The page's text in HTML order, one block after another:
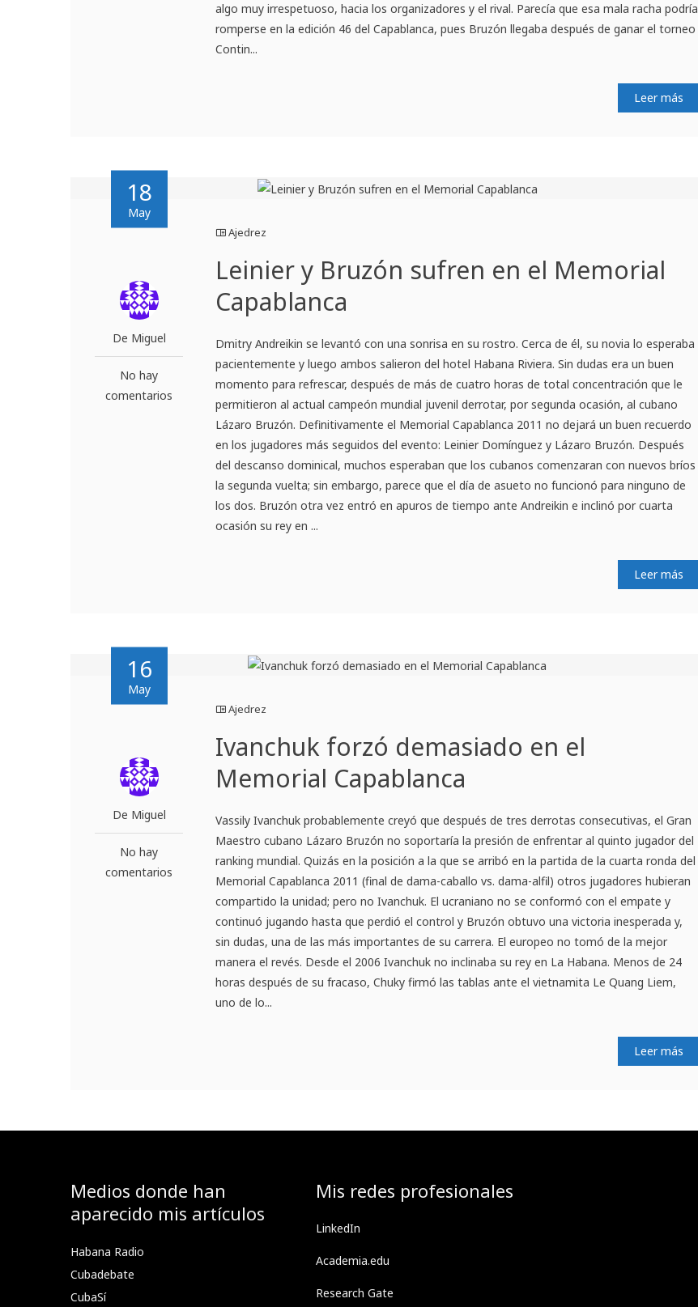
algo muy irrespetuoso, hacia los organizadores y el rival. Parecía que esa mala racha podría
romperse en la edición 46 del Capablanca, pues Bruzón llegaba después de ganar el torneo
Contin...
Leer más
18
May
De Miguel
No hay
comentarios
Ajedrez
Leinier y Bruzón sufren en el Memorial
Capablanca
Dmitry Andreikin se levantó con una sonrisa en su rostro. Cerca de él, su novia lo esperaba
pacientemente y luego ambos salieron del hotel Habana Riviera. Sin dudas era un buen
momento para refrescar, después de más de cuatro horas de total concentración que le
permitieron al actual campeón mundial juvenil derrotar, por segunda ocasión, al cubano
Lázaro Bruzón. Definitivamente el Memorial Capablanca 2011 no dejará un buen recuerdo
en los jugadores más seguidos del evento: Leinier Domínguez y Lázaro Bruzón. Después
del descanso dominical, muchos esperaban que los cubanos comenzaran con nuevos bríos
la segunda vuelta; sin embargo, parece que el día de asueto no funcionó para ninguno de
los dos. Bruzón otra vez entró en apuros de tiempo ante Andreikin e inclinó por cuarta
ocasión su rey en ...
Leer más
16
May
De Miguel
No hay
comentarios
Ajedrez
Ivanchuk forzó demasiado en el
Memorial Capablanca
Vassily Ivanchuk probablemente creyó que después de tres derrotas consecutivas, el Gran
Maestro cubano Lázaro Bruzón no soportaría la presión de enfrentar al quinto jugador del
ranking mundial. Quizás en la posición a la que se arribó en la partida de la cuarta ronda del
Memorial Capablanca 2011 (final de dama-caballo vs. dama-alfil) otros jugadores hubieran
compartido la unidad; pero no Ivanchuk. El ucraniano no se conformó con el empate y
continuó jugando hasta que perdió el control y Bruzón obtuvo una victoria inesperada y,
sin dudas, una de las más importantes de su carrera. El europeo no tomó de la mejor
manera el revés. Desde el 2006 Ivanchuk no inclinaba su rey en La Habana. Menos de 24
horas después de su fracaso, Chuky firmó las tablas ante el vietnamita Le Quang Liem,
uno de lo...
Leer más
Medios donde han
aparecido mis artículos
Habana Radio
Cubadebate
CubaSí
Mis redes profesionales
LinkedIn
Academia.edu
Research Gate